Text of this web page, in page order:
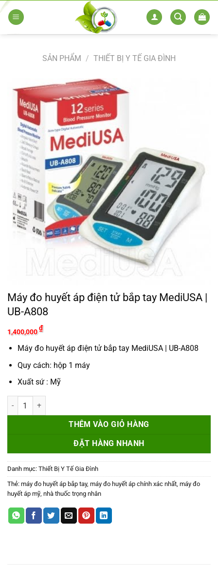
Skip
SẢN PHẨM / THIẾT BỊ Y TẾ GIA ĐÌNH
Máy đo huyết áp điện tử bắp tay MediUSA |
UB-A808
1,400,000₫
Máy đo huyết áp điện tử bắp tay MediUSA | UB-A808
Quy cách: hộp 1 máy
Xuất sứ : Mỹ
Máy đo huyết áp điện tử bắp tay MediUSA | UB-A808 số lượng
THÊM VÀO GIỎ HÀNG
ĐẶT HÀNG NHANH
Danh mục: Thiết Bị Y Tế Gia Đình
Thẻ: máy đo huyết áp bắp tay, máy đo huyết áp chính xác nhất, máy đo
huyết áp mỹ, nhà thuốc trọng nhân